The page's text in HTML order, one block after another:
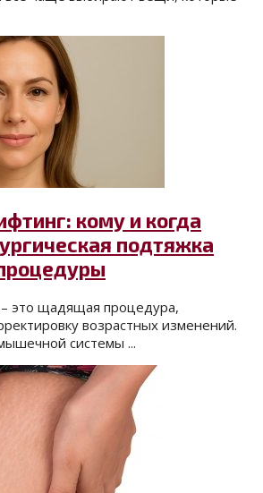
кому и когда
подтяжка
– это щадящая процедура,
возрастных изменений.
системы ...